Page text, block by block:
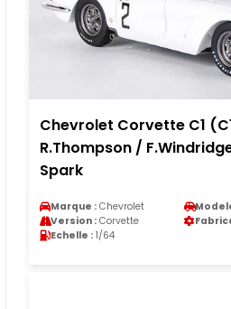
Chevrolet Corvette C1
R.Thompson /
Spark
Marque : Chevrolet
Version : Corvette
Echelle : 1/64